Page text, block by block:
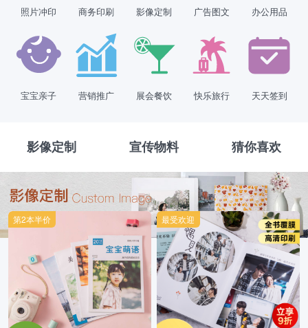
照片冲印 商务印刷 影像定制 广告图文 办公用品
宝宝亲子 营销推广 展会餐饮 快乐旅行 天天签到
影像定制 宣传物料 猜你喜欢
第2本半价 最受欢迎